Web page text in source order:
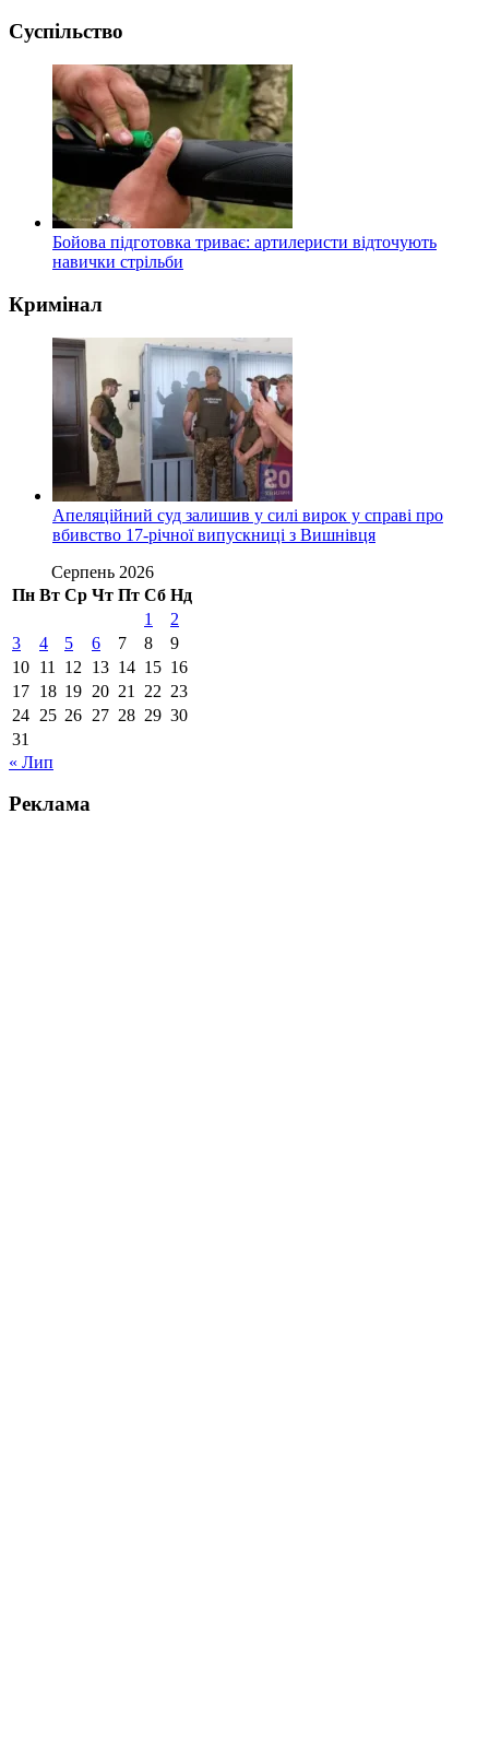
Суспільство
Бойова підготовка триває: артилеристи відточують
навички стрільби
Кримінал
Апеляційний суд залишив у силі вирок у справі про
вбивство 17-річної випускниці з Вишнівця
Серпень 2026
Пн Вт Ср Чт Пт Сб Нд
1
2
3
4 5 6 7 8
9
10 11 12 13 14 15 16
17 18 19 20 21 22 23
24 25 26 27 28 29 30
31
« Лип
Реклама